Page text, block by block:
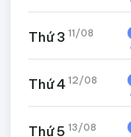
Thứ 3 11/08
Thứ 4 12/08
Thứ 5 13/08